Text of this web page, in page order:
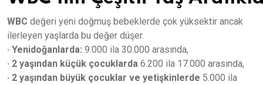
WBC değeri yeni doğmuş bebeklerde çok yüksektir ancak
ilerleyen yaşlarda bu değer düşer.
· Yenidoğanlarda: 9.000 ila 30.000 arasında,
· 2 yaşından küçük çocuklarda 6.200 ila 17.000 arasında,
· 2 yaşından büyük çocuklar ve yetişkinlerde 5.000 ila